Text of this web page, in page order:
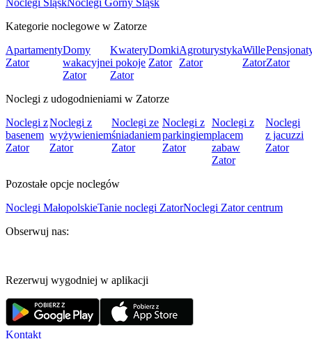
Noclegi ŚląskNoclegi Górny Śląsk
Kategorie noclegowe w Zatorze
Apartamenty
Zator
Domy
wakacyjne
Zator
Kwatery
i pokoje
Zator
Domki
Zator
Agroturystyka
Zator
Wille
ZatorZator
Noclegi z udogodnieniami w Zatorze
Noclegi z
basenem
Zator
Noclegi z
wyżywieniem
Zator
Noclegi ze
śniadaniem
Zator
Noclegi z
parkingiem
Zator
Noclegi z
placem
zabaw
Zator
Noclegi
z jacuzzi
Zator
Pozostałe opcje noclegów
Noclegi MałopolskieTanie noclegi ZatorNoclegi Zator centrum
Obserwuj nas:
Rezerwuj wygodniej w aplikacji
Kontakt